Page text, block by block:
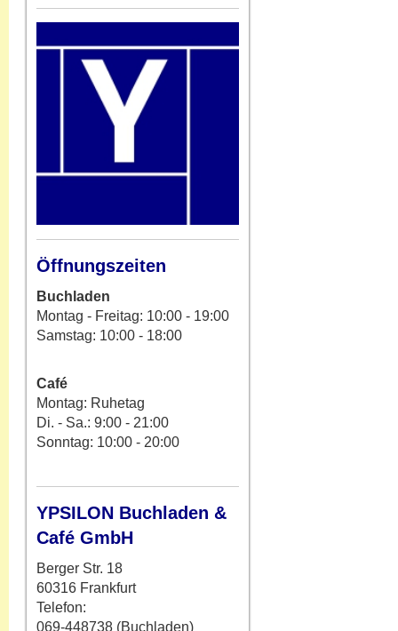
Öffnungszeiten
Buchladen
Montag - Freitag: 10:00 - 19:00
Samstag: 10:00 - 18:00
Café
Montag: Ruhetag
Di. - Sa.: 9:00 - 21:00
Sonntag: 10:00 - 20:00
YPSILON Buchladen &
Café GmbH
Berger Str. 18
60316 Frankfurt
Telefon:
069-448738 (Buchladen)